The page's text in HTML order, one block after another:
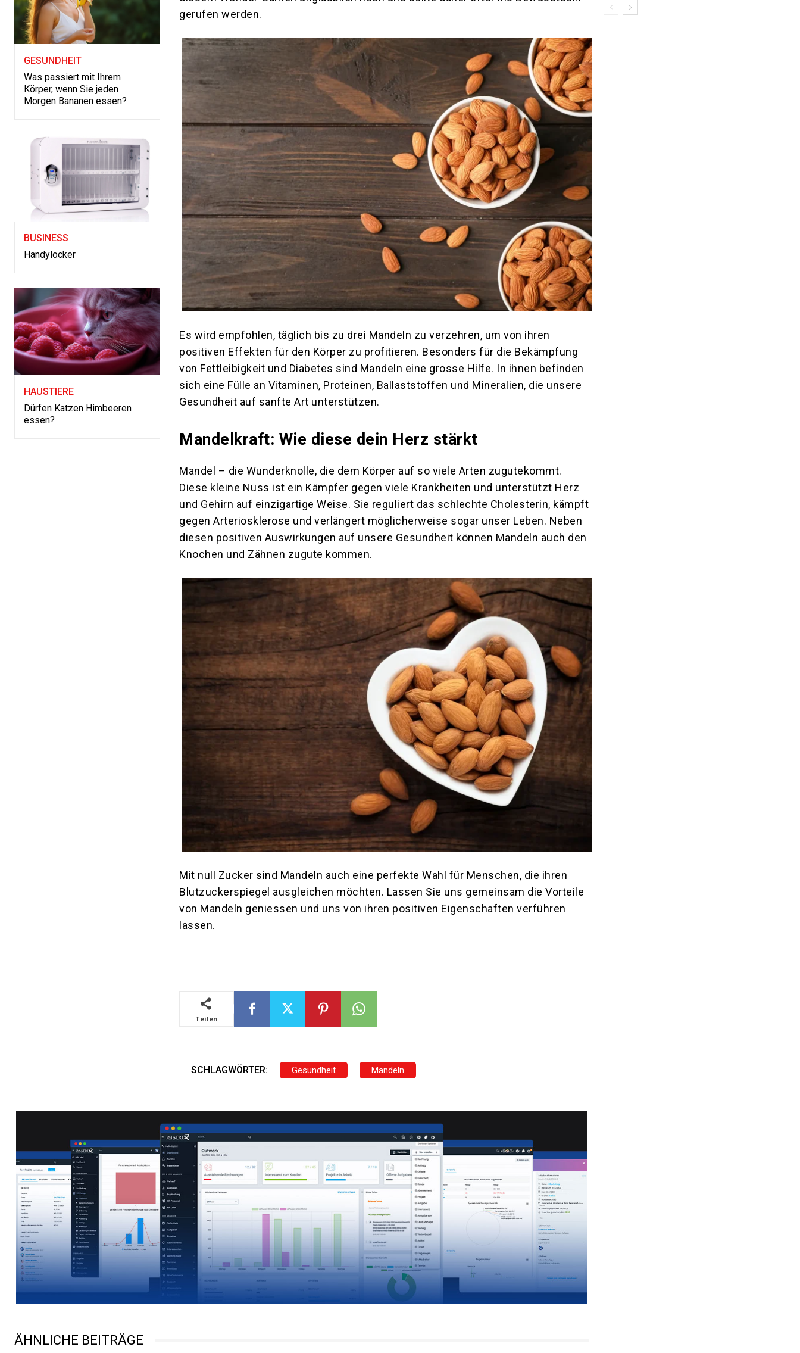
GESUNDHEIT
Was passiert mit Ihrem
Körper, wenn Sie jeden
Morgen Bananen essen?
BUSINESS
Handylocker
HAUSTIERE
Dürfen Katzen Himbeeren
essen?
gerufen werden.
Es wird empfohlen, täglich bis zu drei Mandeln zu verzehren, um von ihren
positiven Effekten für den Körper zu profitieren. Besonders für die Bekämpfung
von Fettleibigkeit und Diabetes sind Mandeln eine grosse Hilfe. In ihnen befinden
sich eine Fülle an Vitaminen, Proteinen, Ballaststoffen und Mineralien, die unsere
Gesundheit auf sanfte Art unterstützen.
Mandelkraft: Wie diese dein Herz stärkt
Mandel – die Wunderknolle, die dem Körper auf so viele Arten zugutekommt.
Diese kleine Nuss ist ein Kämpfer gegen viele Krankheiten und unterstützt Herz
und Gehirn auf einzigartige Weise. Sie reguliert das schlechte Cholesterin, kämpft
gegen Arteriosklerose und verlängert möglicherweise sogar unser Leben. Neben
diesen positiven Auswirkungen auf unsere Gesundheit können Mandeln auch den
Knochen und Zähnen zugute kommen.
Mit null Zucker sind Mandeln auch eine perfekte Wahl für Menschen, die ihren
Blutzuckerspiegel ausgleichen möchten. Lassen Sie uns gemeinsam die Vorteile
von Mandeln geniessen und uns von ihren positiven Eigenschaften verführen
lassen.
Teilen
SCHLAGWÖRTER: Gesundheit Mandeln
ÄHNLICHE BEITRÄGE